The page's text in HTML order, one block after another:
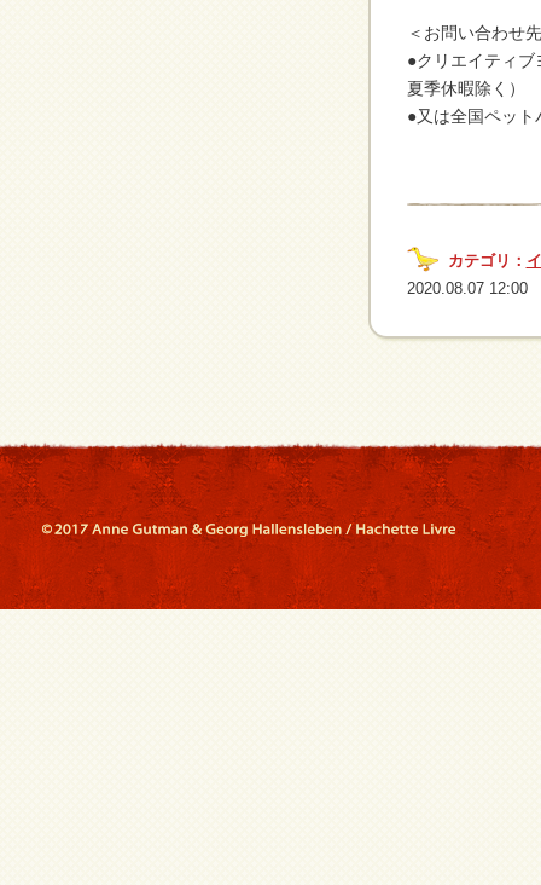
＜お問い合わせ
●クリエイティ
夏季休暇除く）
●又は全国ペッ
カテゴリ：
2020.08.07 12:00